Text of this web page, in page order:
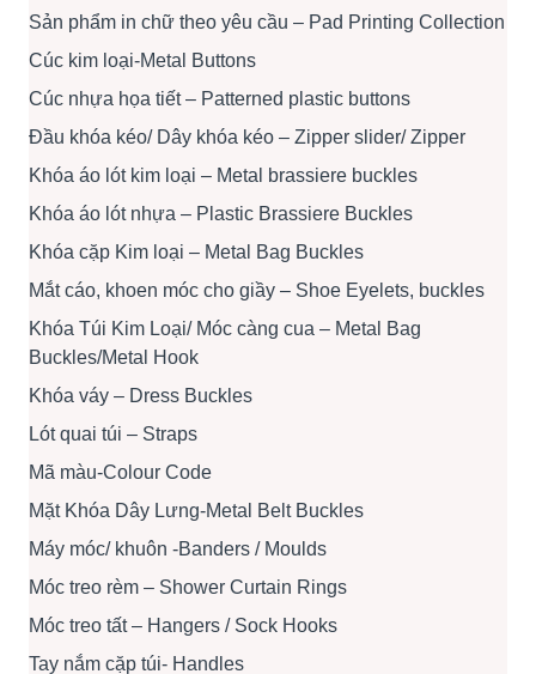
Sản phẩm in chữ theo yêu cầu – Pad Printing Collection
Cúc kim loại-Metal Buttons
Cúc nhựa họa tiết – Patterned plastic buttons
Đầu khóa kéo/ Dây khóa kéo – Zipper slider/ Zipper
Khóa áo lót kim loại – Metal brassiere buckles
Khóa áo lót nhựa – Plastic Brassiere Buckles
Khóa cặp Kim loại – Metal Bag Buckles
Mắt cáo, khoen móc cho giầy – Shoe Eyelets, buckles
Khóa Túi Kim Loại/ Móc càng cua – Metal Bag
Buckles/Metal Hook
Khóa váy – Dress Buckles
Lót quai túi – Straps
Mã màu-Colour Code
Mặt Khóa Dây Lưng-Metal Belt Buckles
Máy móc/ khuôn -Banders / Moulds
Móc treo rèm – Shower Curtain Rings
Móc treo tất – Hangers / Sock Hooks
Tay nắm cặp túi- Handles